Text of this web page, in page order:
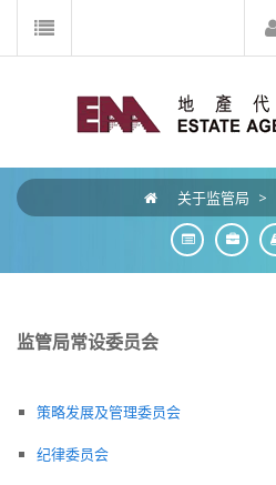
关于监管局 >
监管局常设委员会
策略发展及管理委员会
纪律委员会